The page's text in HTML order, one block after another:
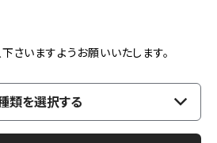
さいますようお願いいたします。
類を選択する